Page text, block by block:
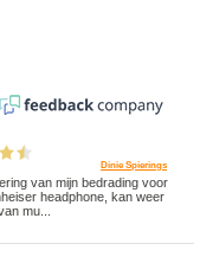
Dinie Spierings
van mijn bedrading voor
headphone, kan weer
mu...